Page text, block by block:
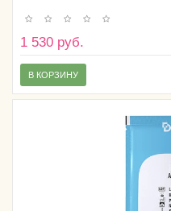
1 530 руб.
В КОРЗИНУ